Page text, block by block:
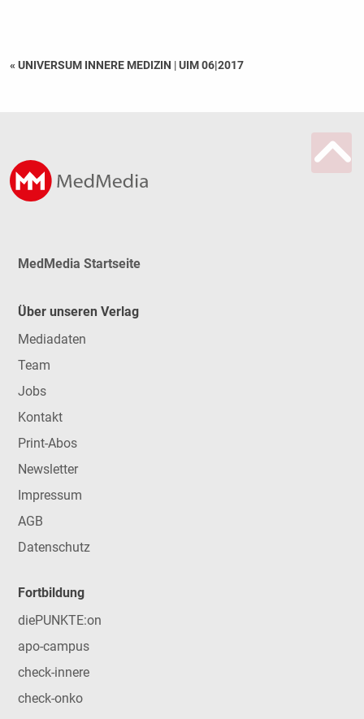
« UNIVERSUM INNERE MEDIZIN |UIM 06|2017
MedMedia Startseite
Über unseren Verlag
Mediadaten
Team
Jobs
Kontakt
Print-Abos
Newsletter
Impressum
AGB
Datenschutz
Fortbildung
diePUNKTE:on
apo-campus
check-innere
check-onko